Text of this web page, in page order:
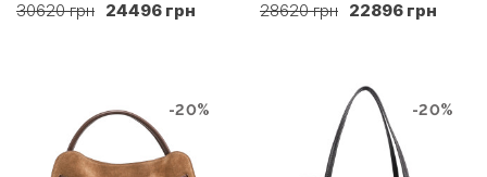
30620 грн 24496 грн 28620 грн 22896 грн
-20% -20%